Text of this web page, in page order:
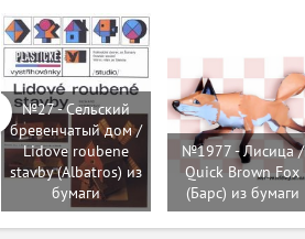
№27 - Сельский
бревенчатый дом /
Lidove roubene
stavby (Albatros) из
бумаги
№1977 - Лисица /
Quick Brown Fox
(Барс) из бумаги